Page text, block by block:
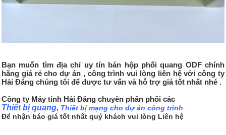
Bạn muốn tìm địa chỉ uy tín bán hộp phối quang ODF chính
hãng giá rẻcho dự án , công trình vui lòng liên hệ với công ty
Hải Đăng chúng tôi để được tư vấn và hỗ trợ giá tốt nhất nhé .
Công ty Máy tính Hải Đăng chuyên phân phối các
Thiết bị quang, Thiết bị mạng cho dự án công trình
Để nhận báo giá tốt nhất quý khách vui lòng Liên hệ